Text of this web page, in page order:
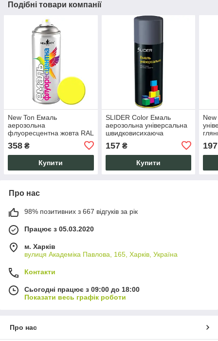
Подібні товари компанії
New Ton Емаль
аерозольна
флуоресцентна жовта RAL
швидковисихаюча
глянсова
358 ₴
Купити
SLIDER Color Емаль
аерозольна універсальна
швидковисихаюча
глянсова 400 мл Темно-
сіра RAL 7024
157₴
Купити
197
Про нас
98% позитивних з 667 відгуків за рік
Працює з 05.03.2020
м. Харків
вулиця Академіка Павлова, 165, Харків, Україна
Контакти
Сьогодні працює з 09:00 до 18:00
Показати весь графік роботи
Про нас